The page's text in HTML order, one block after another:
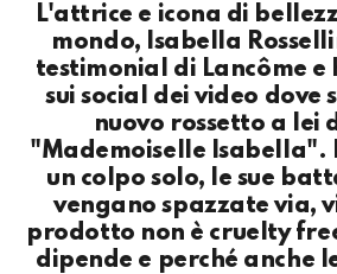
L'attrice e icona di
mondo, Isabella
testimonial di Lancôme
sui social dei video dove
nuovo rossetto a lei
"Mademoiselle Isabella".
un colpo solo, le sue
vengano spazzate via,
prodotto non è cruelty
dipende e perché anche